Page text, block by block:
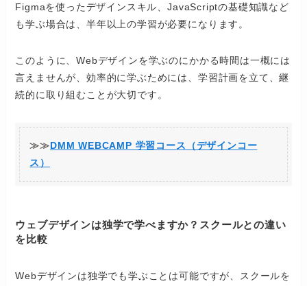
Figmaを使ったデザインスキル、JavaScriptの基礎知識など
も学ぶ場合は、半年以上の学習が必要になります。
このように、Webデザインを学ぶのにかかる時間は一概には
言えませんが、効率的に学ぶためには、学習計画を立て、継
続的に取り組むことが大切です。
≫≫DMM WEBCAMP 学習コース（デザインコー
ス）
ウェブデザインは独学で学べますか？スクールとの違い
を比較
Webデザインは独学でも学ぶことは可能ですが、スクールを